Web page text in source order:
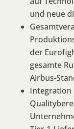
und neue
der
gesamte
Airbus-
Integration